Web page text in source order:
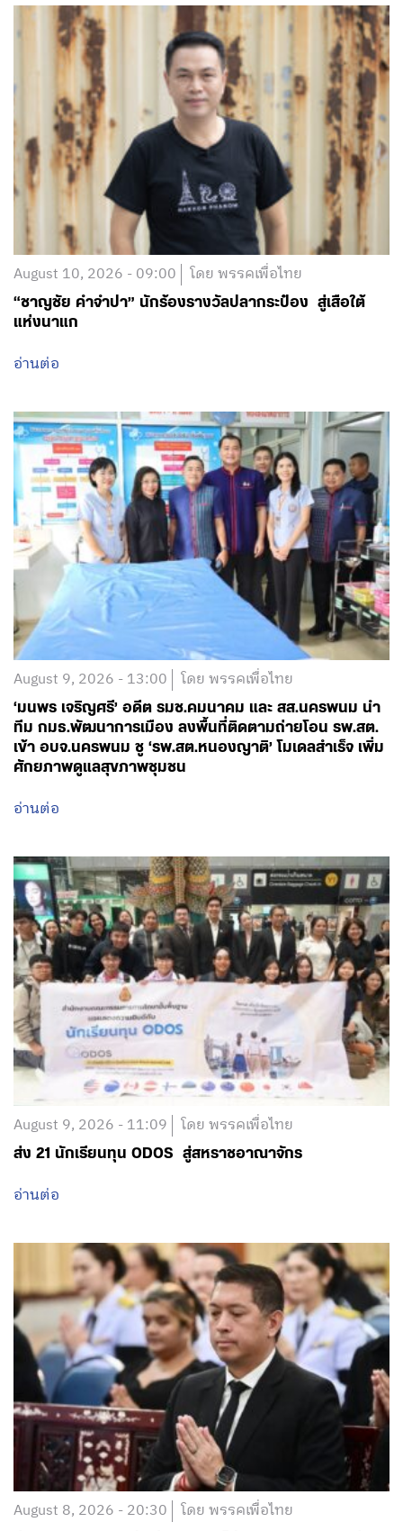
August 10, 2026 - 09:00 โดย พรรคเพื่อไทย
“ชาญชัย คำจำปา” นักร้องรางวัลปลากระป๋อง สู่เสือใต้
แห่งนาแก
อ่านต่อ
August 9, 2026 - 13:00 โดย พรรคเพื่อไทย
‘มนพร เจริญศรี’ อดีต รมช.คมนาคม และ สส.นครพนม นำ
ทีม กมธ.พัฒนาการเมือง ลงพื้นที่ติดตามถ่ายโอน รพ.สต.
เข้า อบจ.นครพนม ชู ‘รพ.สต.หนองญาติ’ โมเดลสำเร็จ เพิ่ม
ศักยภาพดูแลสุขภาพชุมชน
อ่านต่อ
August 9, 2026 - 11:09 โดย พรรคเพื่อไทย
ส่ง 21 นักเรียนทุน ODOS สู่สหราชอาณาจักร
อ่านต่อ
August 8, 2026 - 20:30 โดย พรรคเพื่อไทย